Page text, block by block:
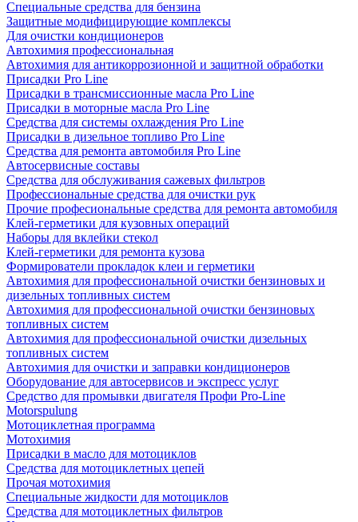
Специальные срeдства для бензина
Защитные модифицирующие комплексы
Для очистки кондиционеров
Автохимия профессиональная
Автохимия для антикоррозионной и защитной обработки
Присадки Pro Line
Присадки в трансмиссионные масла Pro Line
Присадки в моторные масла Pro Line
Средства для системы охлаждения Pro Line
Присадки в дизельное топливо Pro Line
Средства для ремонта автомобиля Pro Line
Автосервисные составы
Средства для обслуживания сажевых фильтров
Профессиональные средства для очистки рук
Прочие професиональные средства для ремонта автомобиля
Клей-герметики для кузовных операций
Наборы для вклейки стекол
Клей-герметики для ремонта кузова
Формирователи прокладок клеи и герметики
Автохимия для профессиональной очистки бензиновых и
дизельных топливных систем
Автохимия для профессиональной очистки бензиновых
топливных систем
Автохимия для профессиональной очистки дизельных
топливных систем
Автохимия для очистки и заправки кондиционеров
Оборудование для автосервисов и экспресс услуг
Средство для промывки двигателя Профи Pro-Line
Motorspulung
Мотоциклетная программа
Мотохимия
Присадки в масло для мотоциклов
Средства для мотоциклетных цепей
Прочая мотохимия
Специальные жидкости для мотоциклов
Средства для мотоциклетных фильтров